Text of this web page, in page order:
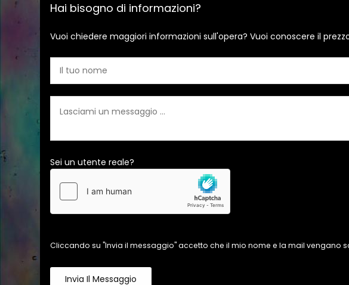
Hai bisogno di informazioni?
Vuoi chiedere maggiori informazioni sull'opera? Vuoi conoscere il
Sei un utente reale?
Cliccando su "Invia il messaggio" accetto che il mio nome e la mail vengano
Invia Il Messaggio